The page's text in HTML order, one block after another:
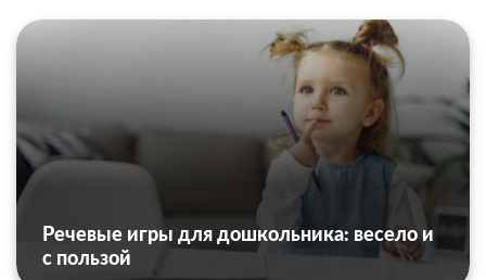
Речевые игры для дошкольника: весело и
с пользой